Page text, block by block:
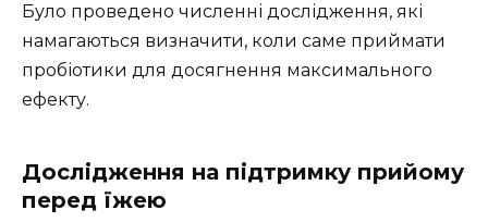
Було проведено численні дослідження, які
намагаються визначити, коли саме приймати
пробіотики для досягнення максимального
ефекту.
Дослідження на підтримку прийому
перед їжею